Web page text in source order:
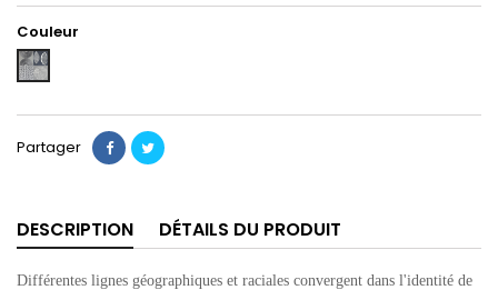
Couleur
GRIS
Partager
DESCRIPTION DÉTAILS DU PRODUIT
Différentes lignes géographiques et raciales convergent dans l'identité de